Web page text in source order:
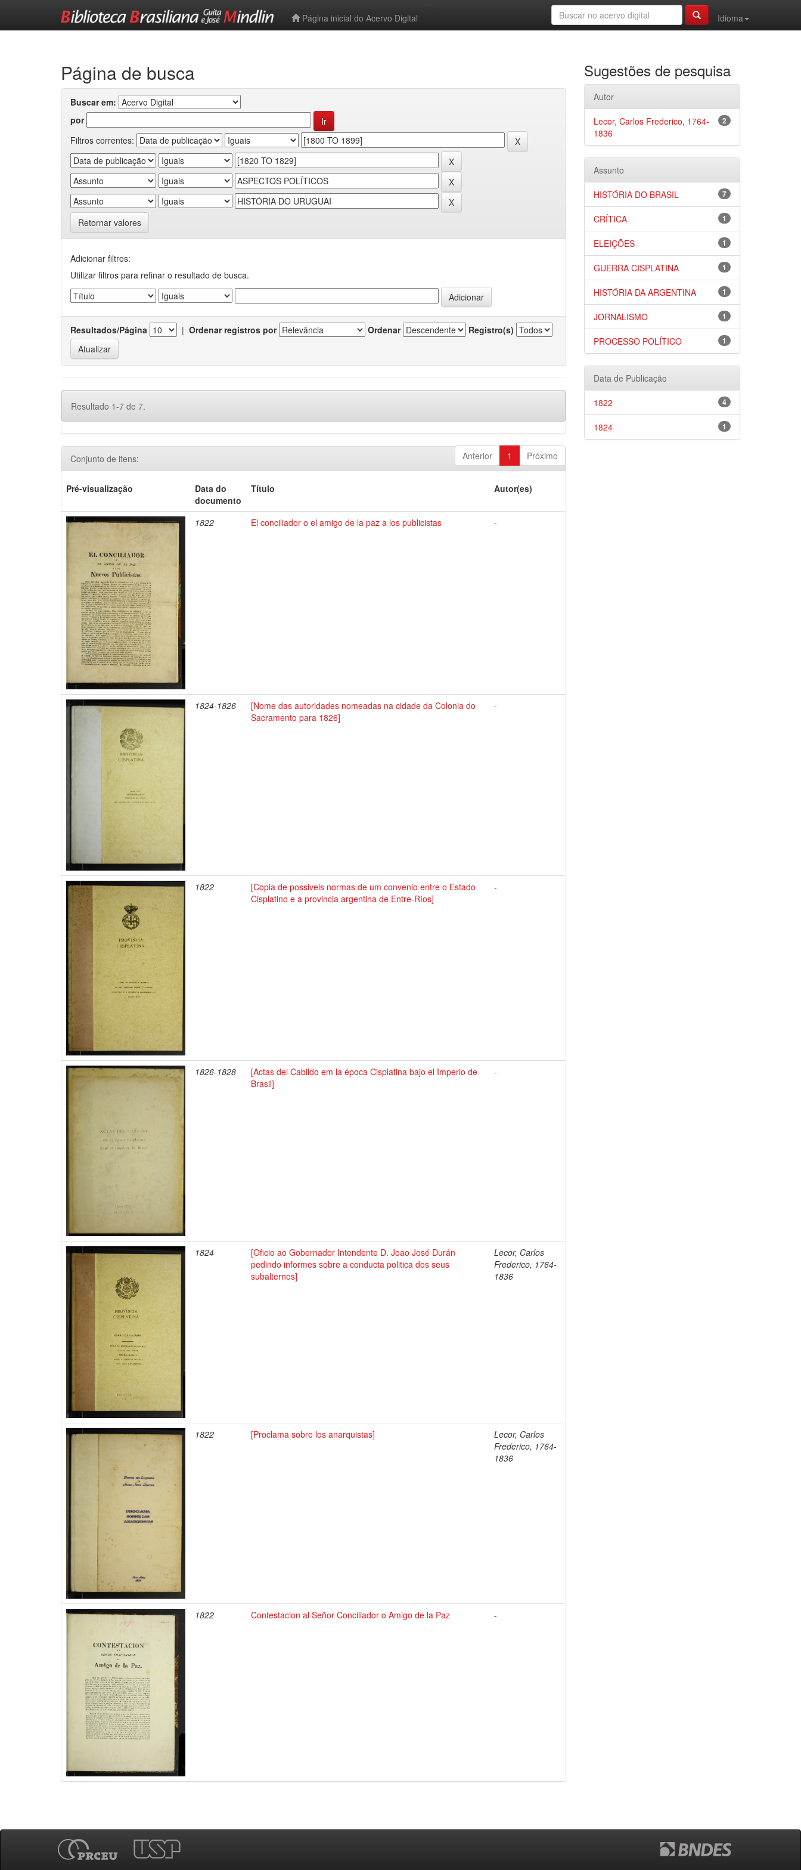
Página inicial do Acervo Digital
Idioma
Página de busca
Buscar em:
por
Filtros correntes:
Retornar valores
Adicionar filtros:
Utilizar filtros para refinar o resultado de busca.
Resultados/Página | Ordenar registros por Ordenar Registro(s)
Resultado 1-7 de 7.
Anterior 1 Próximo
Conjunto de itens:
Pré-visualização
Data do
documento
Título Autor(es)
1822 El conciliador o el amigo de la paz a los publicistas -
1824-1826
[Nome das autoridades nomeadas na cidade da Colonia do
Sacramento para 1826]
-
1822
[Copia de possiveis normas de um convenio entre o Estado
Cisplatino e a provincia argentina de Entre-Ríos]
-
1826-1828
[Actas del Cabildo em la época Cisplatina bajo el Imperio de
Brasil]
-
1824
[Oficio ao Gobernador Intendente D. Joao José Durán
pedindo informes sobre a conducta politica dos seus
subalternos]
Lecor, Carlos
Frederico, 1764-
1836
1822 [Proclama sobre los anarquistas]
Lecor, Carlos
Frederico, 1764-
1836
1822 Contestacion al Señor Conciliador o Amigo de la Paz -
Sugestões de pesquisa
Autor
2
Lecor, Carlos Frederico, 1764-
1836
Assunto
7
HISTÓRIA DO BRASIL
1
CRÍTICA
1
ELEIÇÕES
1
GUERRA CISPLATINA
1
HISTÓRIA DA ARGENTINA
1
JORNALISMO
1
PROCESSO POLÍTICO
Data de Publicação
4
1822
1
1824